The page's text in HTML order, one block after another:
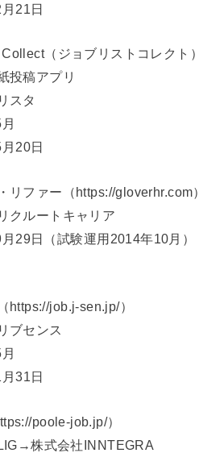
21日
（ジョブリストコレクト）
投稿アプリ
スタ
20日
リファー（https://gloverhr.com）
クルートキャリア
29日（試験運用2014年10月）
https://job.j-sen.jp/）
ブセンス
31日
poole-job.jp/）
株式会社INNTEGRA